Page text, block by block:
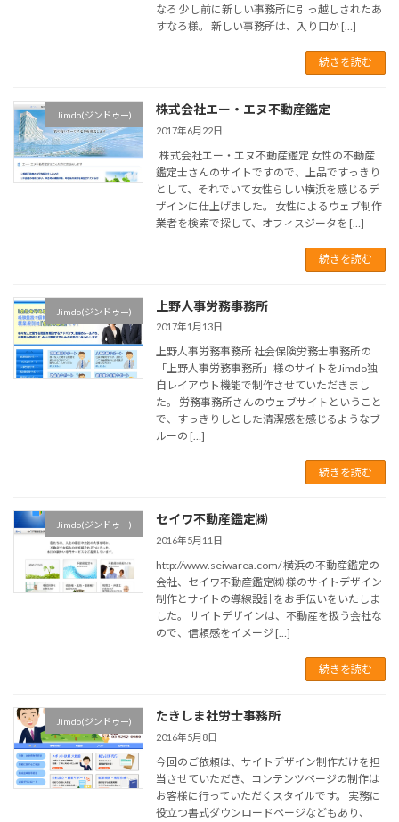
なろ 少し前に新しい事務所に引っ越しされたあ
すなろ様。 新しい事務所は、入り口か […]
続きを読む
Jimdo(ジンドゥー) 株式会社エー・エヌ不動産鑑定
2017年6月22日
株式会社エー・エヌ不動産鑑定 女性の不動産
鑑定士さんのサイトですので、上品ですっきり
として、それでいて女性らしい横浜を感じるデ
ザインに仕上げました。 女性によるウェブ制作
業者を検索で探して、オフィスジータを […]
続きを読む
Jimdo(ジンドゥー) 上野人事労務事務所
2017年1月13日
上野人事労務事務所 社会保険労務士事務所の
「上野人事労務事務所」様のサイトをJimdo独
自レイアウト機能で制作させていただきまし
た。 労務事務所さんのウェブサイトということ
で、すっきりしとした清潔感を感じるようなブ
ルーの […]
続きを読む
Jimdo(ジンドゥー) セイワ不動産鑑定㈱
2016年5月11日
http://www.seiwarea.com/ 横浜の不動産鑑定の
会社、セイワ不動産鑑定㈱ 様のサイトデザイン
制作とサイトの導線設計をお手伝いをいたしま
した。 サイトデザインは、不動産を扱う会社な
ので、信頼感をイメージ […]
続きを読む
Jimdo(ジンドゥー) たきしま社労士事務所
2016年5月8日
今回のご依頼は、サイトデザイン制作だけを担
当させていただき、コンテンツページの制作は
お客様に行っていただくスタイルです。 実務に
役立つ書式ダウンロードページなどもあり、